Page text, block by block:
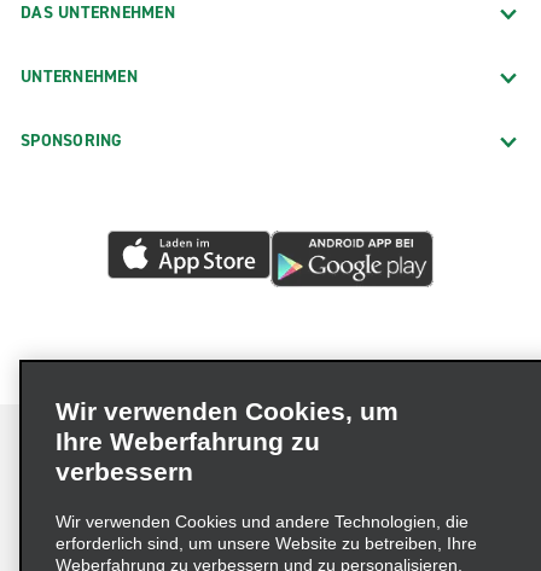
DAS UNTERNEHMEN
UNTERNEHMEN
SPONSORING
Impressum Nutzungsbedingungen
Datenschutzrichtlinie
Cookie-Richtlinie
Datenschutzoptionen
Wir verwenden Cookies, um
Ihre Weberfahrung zu
verbessern
Wir verwenden Cookies und andere Technologien, die
erforderlich sind, um unsere Website zu betreiben, Ihre
Weberfahrung zu verbessern und zu personalisieren,